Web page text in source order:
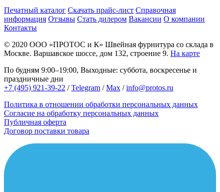
Печатный каталог Скачать прайс-лист Справочная
информация Отзывы Стать дилером Вакансии О компании
Контакты
© 2020 ООО «ПРОТОС и К» Швейная фурнитура со склада в
Москве. Варшавское шоссе, дом 132, строение 9. На карте
По будням 9:00–19:00, Выходные: суббота, воскресенье и
праздничные дни
+7 (495) 921-39-22 /Telegram /Max /info@protos.ru
Политика в отношении обработки персональных данных
Согласие на обработку персональных данных
Публичная оферта
Договор поставки товара